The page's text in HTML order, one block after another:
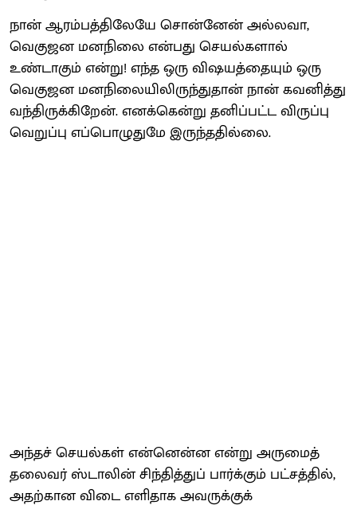
நான் ஆரம்பத்திலேயே சொன்னேன் அல்லவா,
வெகுஜன மனநிலை என்பது செயல்களால்
உண்டாகும் என்று! எந்த ஒரு விஷயத்தையும் ஒரு
வெகுஜன மனநிலையிலிருந்துதான் நான் கவனித்து
வந்திருக்கிறேன். எனக்கென்று தனிப்பட்ட விருப்பு
வெறுப்பு எப்பொழுதுமே இருந்ததில்லை.
அந்தச் செயல்கள் என்னென்ன என்று அருமைத்
தலைவர் ஸ்டாலின் சிந்தித்துப் பார்க்கும் பட்சத்தில்,
அதற்கான விடை எளிதாக அவருக்குக்